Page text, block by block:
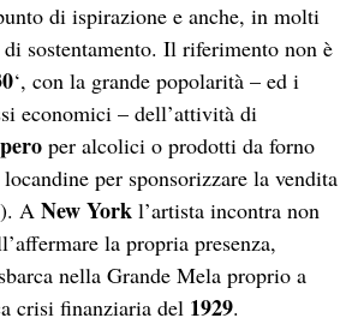
di ispirazione e anche, in molti
sostentamento. Il riferimento non è
‘, con la grande popolarità – ed i
economici – dell’attività di
per alcolici o prodotti da forno
per sponsorizzare la vendita
). ANew York l’artista incontra non
la propria presenza,
nella Grande Mela proprio a
crisi finanziaria del 1929.